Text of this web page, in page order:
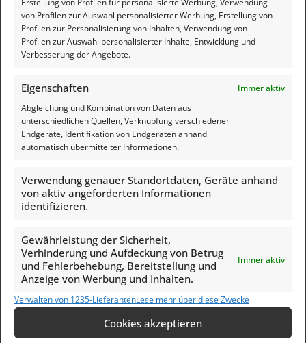
Erstellung von Profilen für personalisierte Werbung, Verwendung
von Profilen zur Auswahl personalisierter Werbung, Erstellung von
Profilen zur Personalisierung von Inhalten, Verwendung von
Profilen zur Auswahl personalisierter Inhalte, Entwicklung und
Verbesserung der Angebote.
Eigenschaften
Immer aktiv
Abgleichung und Kombination von Daten aus
unterschiedlichen Quellen, Verknüpfung verschiedener
Endgeräte, Identifikation von Endgeräten anhand
automatisch übermittelter Informationen.
Verwendung genauer Standortdaten, Geräte anhand
von aktiv angeforderten Informationen
identifizieren.
Gewährleistung der Sicherheit,
Verhinderung und Aufdeckung von Betrug
und Fehlerbehebung, Bereitstellung und
Anzeige von Werbung und Inhalten.
Immer aktiv
Verwalten von 1235-LieferantenLese mehr über diese Zwecke
Cookies akzeptieren
Rechtliches
Impressum
Datenschutzerklärung
Haftungsausschluss